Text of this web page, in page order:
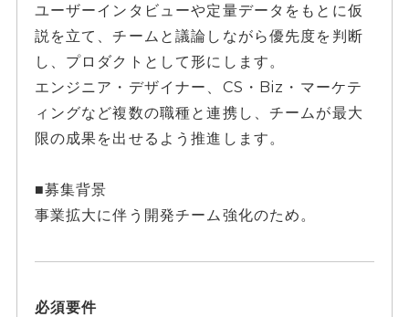
ユーザーインタビューや定量データをもとに仮
説を立て、チームと議論しながら優先度を判断
し、プロダクトとして形にします。
エンジニア・デザイナー、CS・Biz・マーケテ
ィングなど複数の職種と連携し、チームが最大
限の成果を出せるよう推進します。
■募集背景
事業拡大に伴う開発チーム強化のため。
必須要件